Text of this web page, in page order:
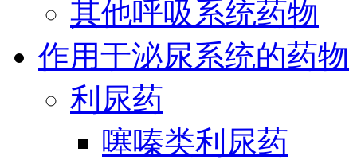
其他呼吸系统药物
作用于泌尿系统的药物
利尿药
噻嗪类利尿药